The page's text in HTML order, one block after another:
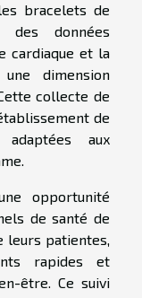
bracelets de
des données
cardiaque et la
dimension
collecte de
de
adaptées aux
opportunité
de santé de
leurs patientes,
rapides et
être. Ce suivi